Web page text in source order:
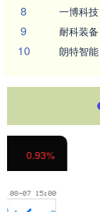
8 一博科技
9 耐科装备
10 朗特智能